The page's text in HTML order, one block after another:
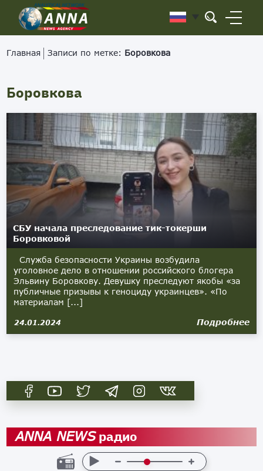
Главная Записи по метке: Боровкова
Боровкова
СБУ начала преследование тик-токерши
Боровковой
Служба безопасности Украины возбудила
уголовное дело в отношении российского блогера
Эльвину Боровкову. Девушку преследуют якобы «за
публичные призывы к геноциду украинцев». «По
материалам [...]
24.01.2024 Подробнее
ANNA NEWSрадио